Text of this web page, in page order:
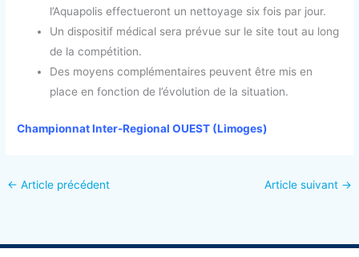
l’Aquapolis effectueront un nettoyage six fois par jour.
Un dispositif médical sera prévue sur le site tout au long
de la compétition.
Des moyens complémentaires peuvent être mis en
place en fonction de l’évolution de la situation.
Championnat Inter-Regional OUEST (Limoges)
← Article précédent Article suivant →